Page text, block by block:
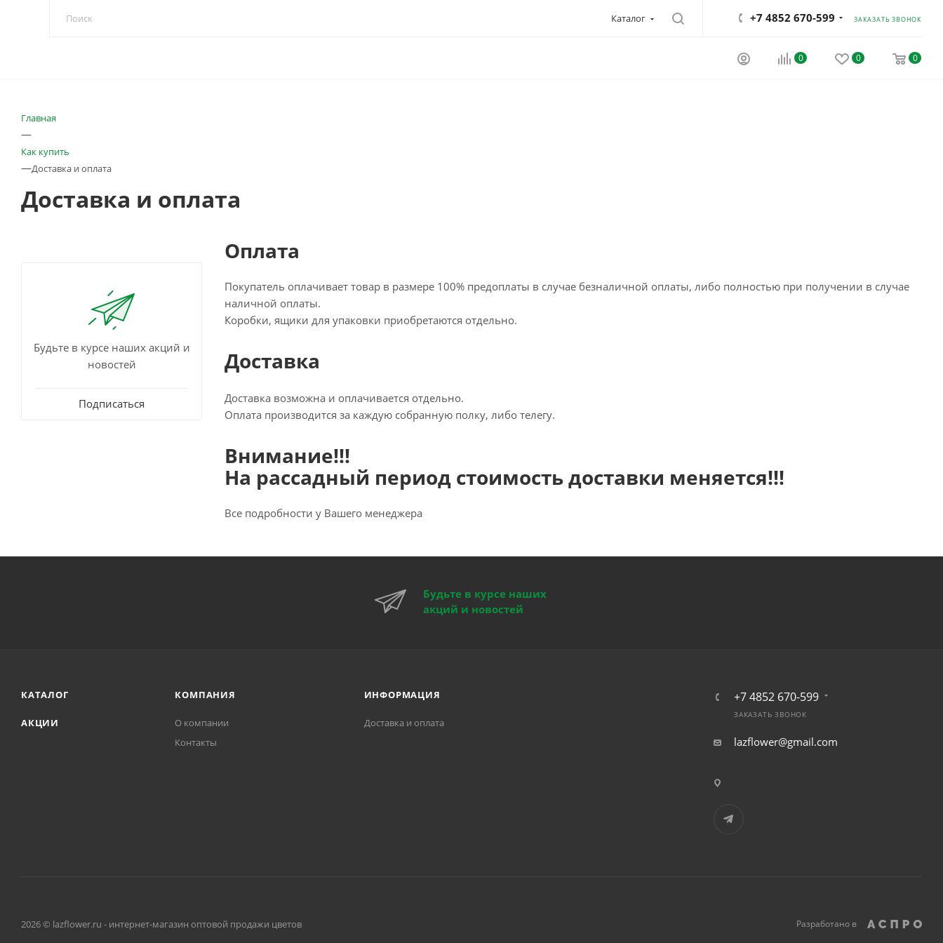
Каталог +7 4852 670-599 ЗАКАЗАТЬ ЗВОНОК
0 0 0
Главная
—
Как купить
—Доставка и оплата
Доставка и оплата
Оплата
Покупатель оплачивает товар в размере 100% предоплаты в случае безналичной оплаты, либо полностью при получении в случае
наличной оплаты.
Коробки, ящики для упаковки приобретаются отдельно.
Доставка
Доставка возможна и оплачивается отдельно.
Оплата производится за каждую собранную полку, либо телегу.
Внимание!!!
На рассадный период стоимость доставки меняется!!!
Все подробности у Вашего менеджера
Будьте в курсе наших акций и
новостей
Подписаться
Будьте в курсе наших
акций и новостей
КАТАЛОГ
АКЦИИ
КОМПАНИЯ
О компании
Контакты
ИНФОРМАЦИЯ
Доставка и оплата
+7 4852 670-599
ЗАКАЗАТЬ ЗВОНОК
lazflower@gmail.com
2026 © lazflower.ru - интернет-магазин оптовой продажи цветов Разработано в